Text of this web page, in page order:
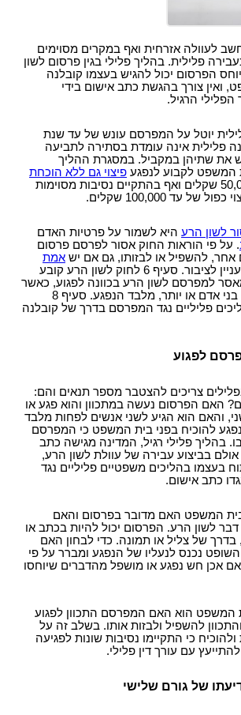
תאונות דרכים
דרכים, עברת תאונה? נשאר לבחור
לנפגעי תאונות דרכים (תשלומים
- נזקי גוף
- דוגמאות
- ניתוחים
- אבחון לקוי
בלידה - הריון
שכלי, תביעת רשלנות רפואית
ניתוח פלסטי קוסמטי
על הזכויות שלנו בתחום הבריאות
רשלנות רפואית
- רשלנות רפואית
בקשה לעיון נוסף
דחה את תביעתך?
לאן?
לנפגעי משרד הביטחון - תקנות
מידע משפטי ומדריך להגשת תביעה
צבא
משרד הביטחון, צבא
לפי חוק הביטוח הלאומי או לפי חוק
- רכב דו גלגלי
נכות מתאונה ומחלוקת בנוגע
הפיצוי
כלב
קורבנות משפט פלילי ועבירות
פוליו, התשס"ז-2007
מס
חוק הספאם ודואר זבל, עד מתי?
ראש, זעזוע מוח, פגיעה נפשית
- פרסום עורכי דין בחינם באינטרנט !
לעוולה אזרחית ואף במקרים מסוימים
פלילית. בהליך פלילי בגין פרסום לשון
הפרסום יכול להגיש בעצמו קובלנה
ואין צורך בהגשת כתב אישום בידי
הרגיל.
יוטל על המפרסם עונש של עד שנת
פלילית אינה עומדת בסתירה לתביעה
את שתיהן במקביל. במסגרת ההליך
המשפט לקבוע לנפגע פיצוי גם ללא הוכחת
בסך של עד 50,000 שקלים ואף בהתקיים נסיבות מסוימות
עד 100,000 שקלים.
לשון הרע היא לשמור על פרטיות האדם
. על פי הוראות החוק אסור לפרסם פרסום
אחר, להשפיל או לבזותו, גם אם יש אמת
, אך אין בו עניין לציבור. סעיף 6 לחוק לשון הרע קובע
למפרסם לשון הרע בכוונה לפגוע, כאשר
הפרסום הגיע לשני בני אדם או יותר, מלבד הנפגע. סעיף 8
פליליים נגד המפרסם בדרך של קובלנה
לפגוע
צריכים להצטבר מספר תנאים והם:
האם הפרסום נעשה במתכוון והוא פגע או
והאם הוא הגיע לשני אנשים לפחות מלבד
להוכיח בפני בית המשפט כי המפרסם
בהליך פלילי רגיל, המדינה מגישה כתב
בביצוע עבירה של עוולת לשון הרע,
בעצמו בהליכים משפטיים פליליים נגד
כתב אישום.
המשפט האם מדובר בפרסום והאם
לשון הרע. הפרסום יכול להיות בכתב או
, בדרך של צליל או תמונה. כדי לבחון האם
נכנס לנעליו של הנפגע ומברר על פי
אכן חש נפגע או מושפל מהדברים שיוחסו
המשפט הוא האם המפרסם התכוון לפגוע
להשפיל ולבזות אותו. בשלב זה על
כי התקיימו נסיבות שונות לפגיעה
עם עורך דין פלילי.
של גורם שלישי